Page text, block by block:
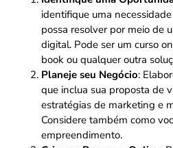
identifique uma
possa resolver por meio de
digital. Pode ser um curso
book ou qualquer outra
Planeje seu Negócio:
que inclua sua proposta de
estratégias de marketing e
Considere também como
empreendimento.